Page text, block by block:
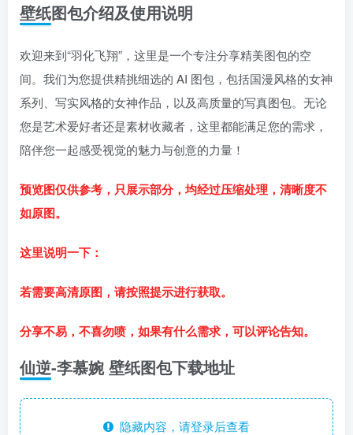
壁纸图包介绍及使用说明
欢迎来到“羽化飞翔”，这里是一个专注分享精美图包的空
间。我们为您提供精挑细选的 AI 图包，包括国漫风格的女神
系列、写实风格的女神作品，以及高质量的写真图包。无论
您是艺术爱好者还是素材收藏者，这里都能满足您的需求，
陪伴您一起感受视觉的魅力与创意的力量！
预览图仅供参考，只展示部分，均经过压缩处理，清晰度不
如原图。
这里说明一下：
若需要高清原图，请按照提示进行获取。
分享不易，不喜勿喷，如果有什么需求，可以评论告知。
仙逆-李慕婉 壁纸图包下载地址
隐藏内容，请登录后查看